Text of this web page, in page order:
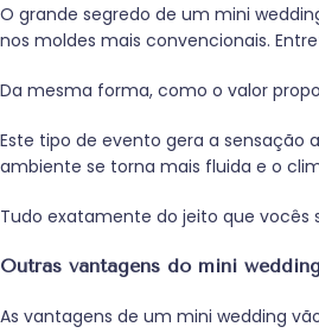
O grande segredo de um mini
nos moldes mais convencionais.
Da mesma forma, como o valor
Este tipo de evento gera a sensação
ambiente se torna mais fluida e o
Tudo exatamente do jeito que vocês
Outras vantagens do mini
As vantagens de um mini wedding